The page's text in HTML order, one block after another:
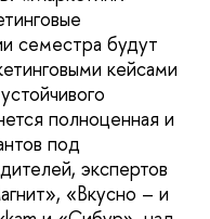
семестра будут
кейсами
полноценная и
под
экспертов
«Вкусно – и